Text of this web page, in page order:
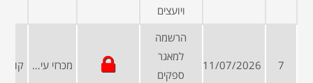
ויועצים
7
11/07/2026
הרשמה
למאגר
ספקים
מכרזי עיריות ומועצות